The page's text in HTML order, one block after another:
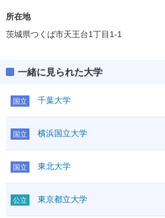
所在地
茨城県つくば市天王台1丁目1-1
一緒に見られた大学
国立 千葉大学
国立 横浜国立大学
国立 東北大学
公立 東京都立大学